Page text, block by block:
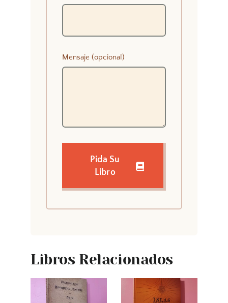
Mensaje (opcional)
Pida Su
Libro
Libros Relacionados